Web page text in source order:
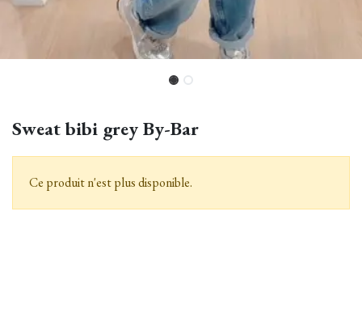
Sweat bibi grey By-Bar
Ce produit n'est plus disponible.